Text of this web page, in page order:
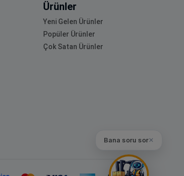
Bana soru sor✕
Ürünler
Yeni Gelen Ürünler
Popüler Ürünler
Çok Satan Ürünler